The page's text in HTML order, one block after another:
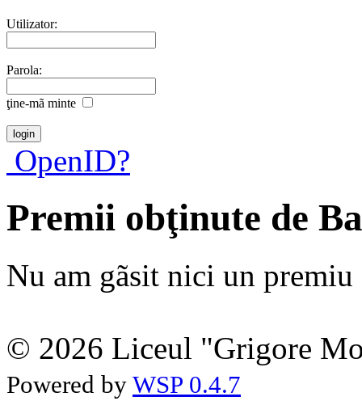
Utilizator:
Parola:
ţine-mã minte
OpenID?
Premii obţinute de
Nu am gãsit nici un premiu
© 2026 Liceul "Grigore
Powered by WSP 0.4.7